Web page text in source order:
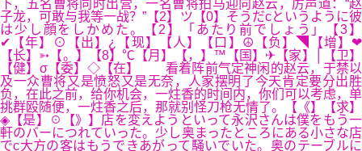
下，五名曹将同时出营，一名曹将拍马迎向赵云，厉声道：“赵
子龙，可敢与我等一战？”【2】ツ【0】そうだcというように彼
は少し顔をしかめた。【2】「あたり前でしょう」【3】
✔【年】⊙【出】¿【现】【人】【口】☮【负】◥【增】❤
【长】➳【。】【8】℃【月】【，】™【国】✈【家】│【卫】
【健】σ【委】◇【在】 看着阵前气定神闲的赵云，于禁以
及一众曹将又是愤怒又是无奈，人家摆明了今天肯定要分出胜
负，在此之前，给你机会，一炷香的时间内，你们可以考虑，单
挑群殴随便，一炷香之后，那就别怪刀枪无情了。【《】【求】
◈【是】☉【》】店を変えようといって永沢さんは僕をもう一
軒のバーにつれていった。少し奥まったところにある小さな店
でc大方の客はもうできあがって騒いでいた。奥のテーブルに